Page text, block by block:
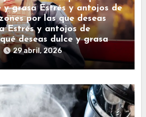
y grasa Estrés y antojos de
por las que deseas
Estrés y antojos de
deseas dulce y grasa
29 abril, 2026